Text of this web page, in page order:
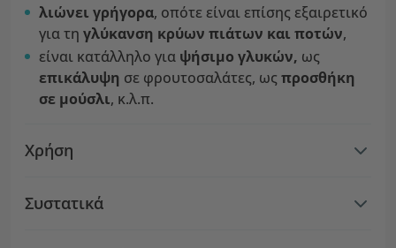
λιώνει γρήγορα, οπότε είναι επίσης εξαιρετικό
για τη γλύκανση κρύων πιάτων και ποτών,
είναι κατάλληλο για ψήσιμο γλυκών, ως
επικάλυψη σε φρουτοσαλάτες, ως προσθήκη
σε μούσλι, κ.λ.π.
Χρήση
Συστατικά